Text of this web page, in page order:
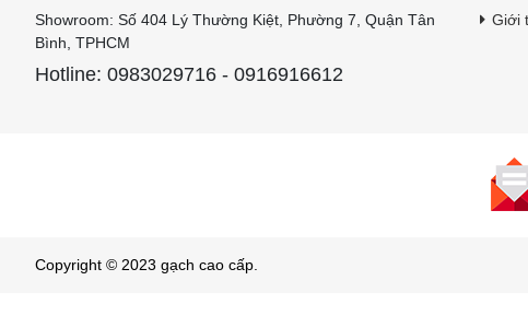
Showroom: Số 404 Lý Thường Kiệt, Phường 7, Quận Tân
Bình, TPHCM
Hotline: 0983029716 - 0916916612
Giới
Copyright © 2023 gạch cao cấp.